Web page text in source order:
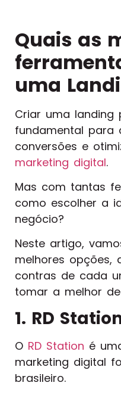
Quais as
uma
Criar uma landing
fundamental para
conversões e
marketing digital.
Mas com tantas
como escolher a
negócio?
Neste artigo,
melhores opções,
contras de cada
tomar a melhor
1. RD
O RD Station é
marketing digital
brasileiro.